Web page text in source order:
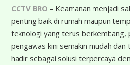
CCTV BRO – Keamanan menjadi
penting baik di rumah maupun
teknologi yang terus berkembang,
pengawas kini semakin mudah dan
hadir sebagai solusi terpercaya